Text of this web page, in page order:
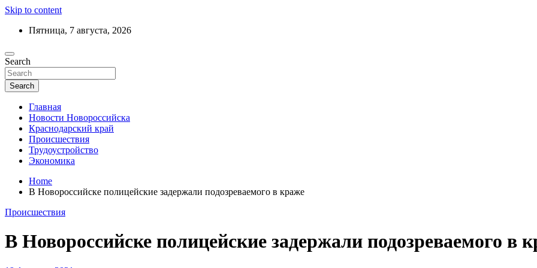
Skip to content
Пятница, 7 августа, 2026
Актуальные новости Новороссийска и Краснодарского края
Ежедневный дайджест событий региона
Search
Search
Главная
Новости Новороссийска
Краснодарский край
Происшествия
Трудоустройство
Экономика
Home
В Новороссийске полицейские задержали подозреваемого в краже
Происшествия
В Новороссийске полицейские задержали подозреваемого в